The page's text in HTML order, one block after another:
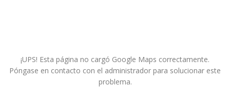
¡UPS! Esta página no cargó Google Maps correctamente.
Póngase en contacto con el administrador para solucionar este
problema.